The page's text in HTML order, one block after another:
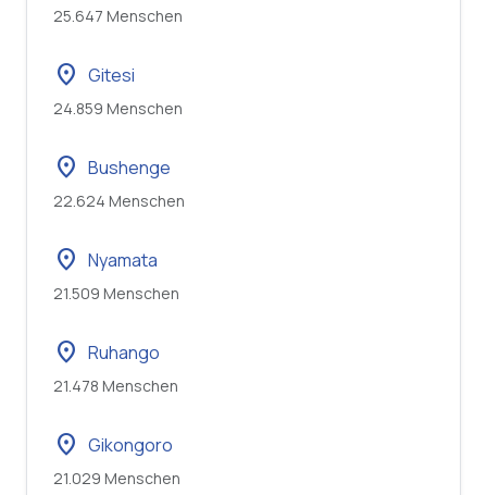
25.647 Menschen
location_on Gitesi
24.859 Menschen
location_on Bushenge
22.624 Menschen
location_on Nyamata
21.509 Menschen
location_on Ruhango
21.478 Menschen
location_on Gikongoro
21.029 Menschen